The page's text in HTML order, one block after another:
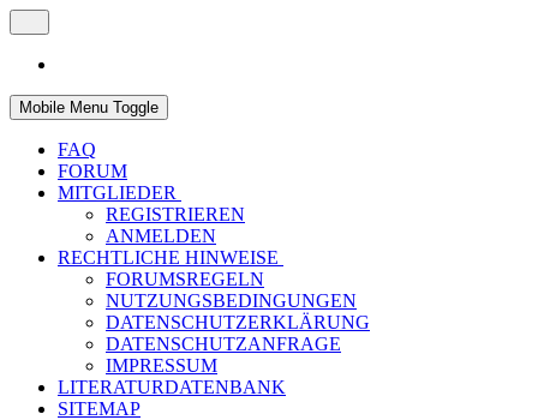
Mobile Menu Toggle
FAQ
FORUM
MITGLIEDER
REGISTRIEREN
ANMELDEN
RECHTLICHE HINWEISE
FORUMSREGELN
NUTZUNGSBEDINGUNGEN
DATENSCHUTZERKLÄRUNG
DATENSCHUTZANFRAGE
IMPRESSUM
LITERATURDATENBANK
SITEMAP